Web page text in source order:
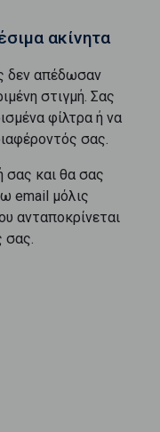
ακίνητα
δεν απέδωσαν
στιγμή. Σας
φίλτρα ή να
σας.
σας και θα σας
email μόλις
ανταποκρίνεται
σας.